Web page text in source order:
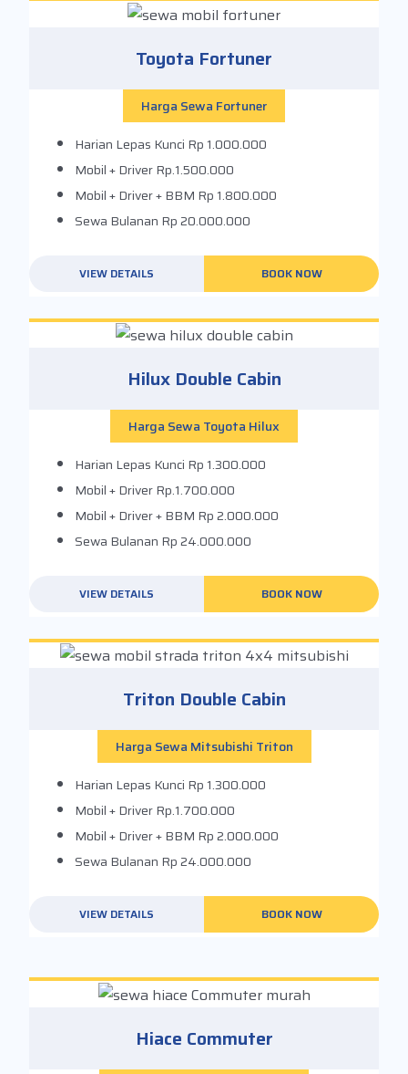
Toyota Fortuner
Harga Sewa Fortuner
Harian Lepas Kunci Rp 1.000.000
Mobil + DriverRp.1.500.000
Mobil + Driver + BBM Rp 1.800.000
Sewa Bulanan Rp 20.000.000
VIEW DETAILS BOOK NOW
Hilux Double Cabin
Harga Sewa Toyota Hilux
Harian Lepas Kunci Rp 1.300.000
Mobil + DriverRp.1.700.000
Mobil + Driver + BBM Rp 2.000.000
Sewa Bulanan Rp 24.000.000
VIEW DETAILS BOOK NOW
Triton Double Cabin
Harga Sewa Mitsubishi Triton
Harian Lepas Kunci Rp 1.300.000
Mobil + DriverRp.1.700.000
Mobil + Driver + BBM Rp 2.000.000
Sewa Bulanan Rp 24.000.000
VIEW DETAILS BOOK NOW
Hiace Commuter